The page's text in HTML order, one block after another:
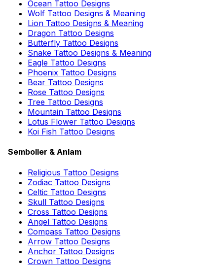
Ocean Tattoo Designs
Wolf Tattoo Designs & Meaning
Lion Tattoo Designs & Meaning
Dragon Tattoo Designs
Butterfly Tattoo Designs
Snake Tattoo Designs & Meaning
Eagle Tattoo Designs
Phoenix Tattoo Designs
Bear Tattoo Designs
Rose Tattoo Designs
Tree Tattoo Designs
Mountain Tattoo Designs
Lotus Flower Tattoo Designs
Koi Fish Tattoo Designs
Semboller & Anlam
Religious Tattoo Designs
Zodiac Tattoo Designs
Celtic Tattoo Designs
Skull Tattoo Designs
Cross Tattoo Designs
Angel Tattoo Designs
Compass Tattoo Designs
Arrow Tattoo Designs
Anchor Tattoo Designs
Crown Tattoo Designs